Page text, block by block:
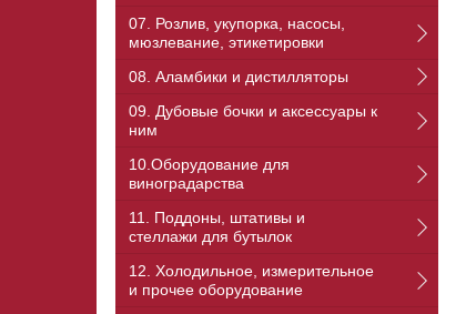
07. Розлив, укупорка, насосы,
мюзлевание, этикетировки
08. Аламбики и дистилляторы
09. Дубовые бочки и аксессуары к
ним
10.Оборудование для
виноградарства
11. Поддоны, штативы и
стеллажи для бутылок
12. Холодильное, измерительное
и прочее оборудование